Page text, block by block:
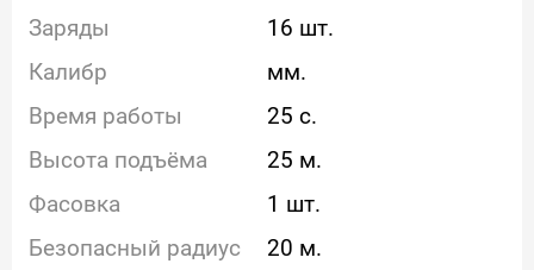
Заряды
16 шт.
Калибр
мм.
Время работы
25 с.
Высота подъёма
25 м.
Фасовка
1 шт.
Безопасный радиус
20 м.